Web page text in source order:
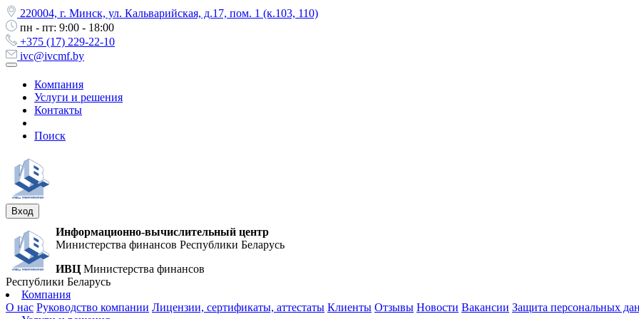
220004, г. Минск, ул. Кальварийская, д.17, пом. 1 (к.103, 110)
пн - пт: 9:00 - 18:00
+375 (17) 229-22-10
ivc@ivcmf.by
Компания
Услуги и решения
Контакты
Поиск
Вход
Информационно-вычислительный центр
Министерства финансов Республики Беларусь
ИВЦ Министерства финансов
Республики Беларусь
Компания
О нас Руководство компании Лицензии, сертификаты, аттестаты Клиенты Отзывы Новости Вакансии Защита персональных